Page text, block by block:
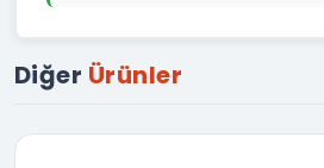
Diğer Ürünler